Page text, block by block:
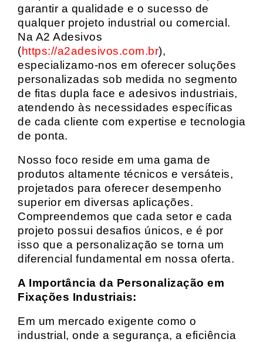
garantir a qualidade e o sucesso de
qualquer projeto industrial ou comercial.
Na A2 Adesivos
(https://a2adesivos.com.br),
especializamo-nos em oferecer soluções
personalizadas sob medida no segmento
de fitas dupla face e adesivos industriais,
atendendo às necessidades específicas
de cada cliente com expertise e tecnologia
de ponta.
Nosso foco reside em uma gama de
produtos altamente técnicos e versáteis,
projetados para oferecer desempenho
superior em diversas aplicações.
Compreendemos que cada setor e cada
projeto possui desafios únicos, e é por
isso que a personalização se torna um
diferencial fundamental em nossa oferta.
A Importância da Personalização em
Fixações Industriais:
Em um mercado exigente como o
industrial, onde a segurança, a eficiência